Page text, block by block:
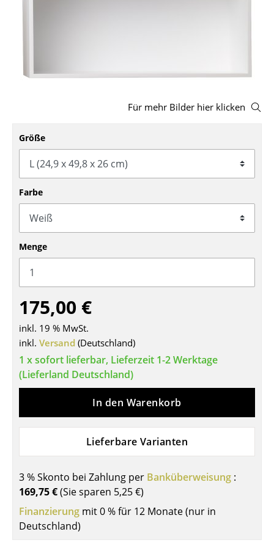
Schaukelstühle
Bürodrehstühle
Konferenzstühle
Bürosessel
Einzelteile
... alle Sitzmöbel
Tische
Esstische
Beistelltische
Couchtische
Schreibtische
Konferenztische
Kindertische
Gartentische
Servierwagen
Für mehr Bilder hier klicken
Größe
Farbe
Menge
175,00 €
inkl. 19 % MwSt.
inkl. Versand (Deutschland)
1 x sofort lieferbar, Lieferzeit 1-2 Werktage
(Lieferland Deutschland)
In den Warenkorb
Lieferbare Varianten
3 % Skonto bei Zahlung per Banküberweisung :
169,75 €(Sie sparen 5,25 €)
Finanzierung mit 0 % für 12 Monate (nur in
Deutschland)